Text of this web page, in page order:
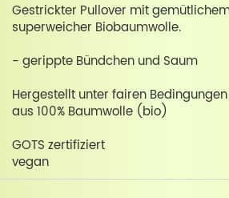
Gestrickter Pullover mit
superweicher Biobaumwolle.
- gerippte Bündchen und Saum
Hergestellt unter fairen Bedingungen
aus 100% Baumwolle (bio)
GOTS zertifiziert
vegan